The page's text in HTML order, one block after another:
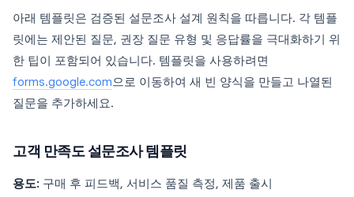
아래 템플릿은 검증된 설문조사 설계 원칙을 따릅니다. 각 템플
릿에는 제안된 질문, 권장 질문 유형 및 응답률을 극대화하기 위
한 팁이 포함되어 있습니다. 템플릿을 사용하려면
forms.google.com으로 이동하여 새 빈 양식을 만들고 나열된
질문을 추가하세요.
고객 만족도 설문조사 템플릿
용도: 구매 후 피드백, 서비스 품질 측정, 제품 출시